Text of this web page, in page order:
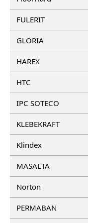
FULERIT
GLORIA
HAREX
HTC
IPC SOTECO
KLEBEKRAFT
Klindex
MASALTA
Norton
PERMABAN